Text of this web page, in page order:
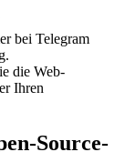
bei Telegram
die Web-
Ihren
Source-